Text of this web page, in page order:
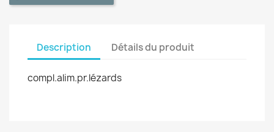
Description Détails du produit
compl.alim.pr.lézards